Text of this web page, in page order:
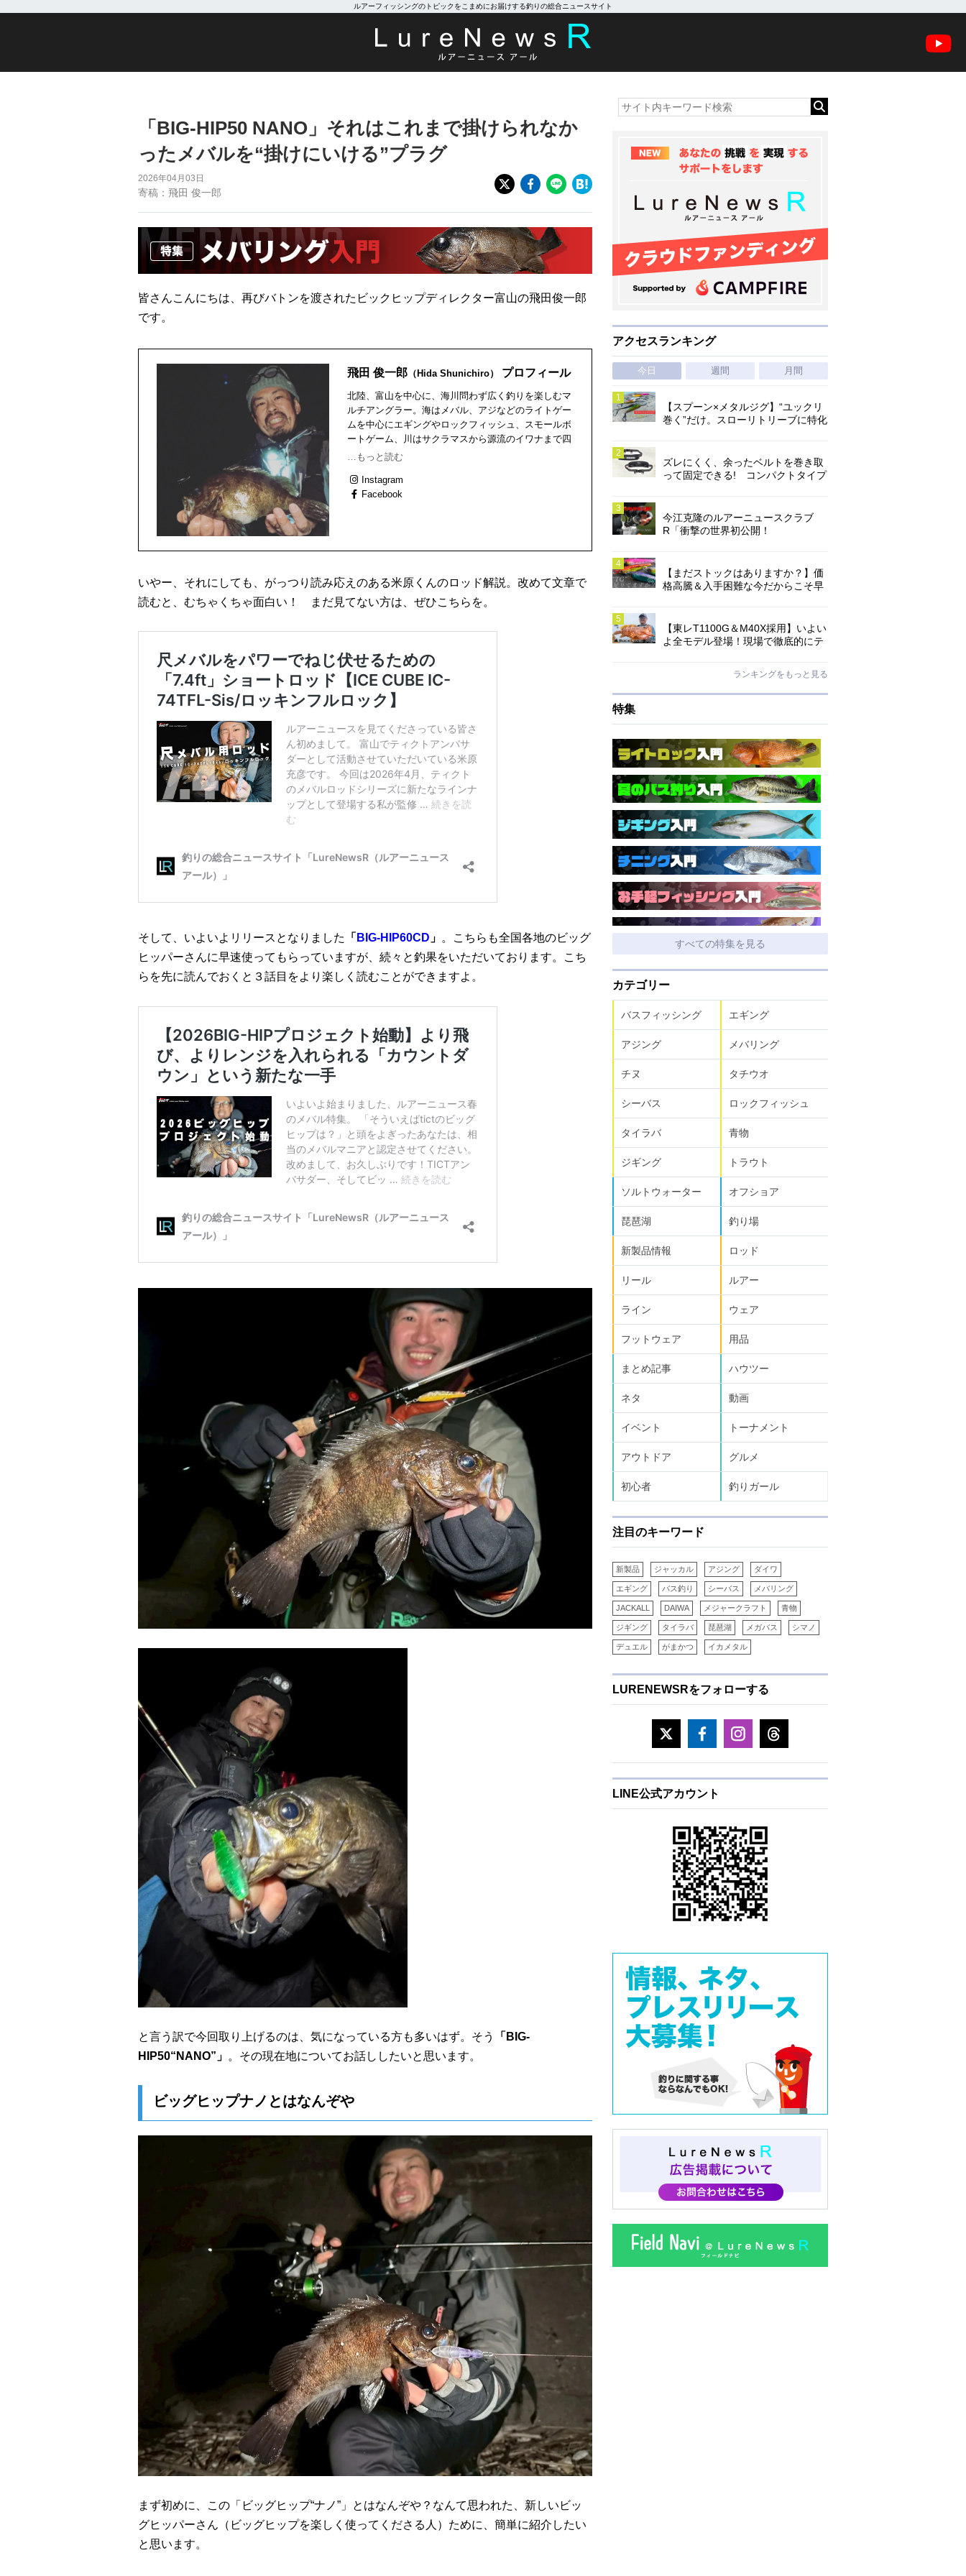
ルアーフィッシングのトピックをこまめにお届けする釣りの総合ニュースサイト
「BIG-HIP50 NANO」それはこれまで掛けられなか
ったメバルを“掛けにいける”プラグ
2026年04月03日
寄稿：飛田 俊一郎
皆さんこんにちは、再びバトンを渡されたビックヒップディレクター富山の飛田俊一郎
です。
飛田 俊一郎 （Hida Shunichiro） プロフィール
北陸、富山を中心に、海川問わず広く釣りを楽しむマ
ルチアングラー。海はメバル、アジなどのライトゲー
ムを中心にエギングやロックフィッシュ、スモールボ
ートゲーム、川はサクラマスから源流のイワナまで四
季折々の釣りを満喫中。近年は、積極的にさまざまな
3Ⅾプリンターでメバルルアーを作るまでに。また活動
範囲も徐々に全国に拡大中。 1975年生まれ 富山県在
…もっと読む
Instagram
Facebook
いやー、それにしても、がっつり読み応えのある米原くんのロッド解説。改めて文章で
読むと、むちゃくちゃ面白い！ まだ見てない方は、ぜひこちらを。
そして、いよいよリリースとなりました 「 BIG-HIP60CD 」 。こちらも全国各地のビッグ
ヒッパーさんに早速使ってもらっていますが、続々と釣果をいただいております。こち
らを先に読んでおくと３話目をより楽しく読むことができますよ。
と言う訳で今回取り上げるのは、気になっている方も多いはず。そう
「BIG-
HIP50“NANO”」 。その現在地についてお話ししたいと思います。
ビッグヒップナノとはなんぞや
まず初めに、この「ビッグヒップ“ナノ”」とはなんぞや？なんて思われた、新しいビッ
グヒッパーさん（ビッグヒップを楽しく使ってくださる人）ために、簡単に紹介したい
と思います。
アクセスランキング
今日 週間 月間
【スプーン×メタルジグ】“ユックリ
巻く”だけ。スローリトリーブに特化
ズレにくく、余ったベルトを巻き取
って固定できる! コンパクトタイプ
今江克隆のルアーニュースクラブ
R「衝撃の世界初公開！
【まだストックはありますか？】価
格高騰＆入手困難な今だからこそ早
【東レT1100G＆M40X採用】いよい
よ全モデル登場！現場で徹底的にテ
ランキングをもっと見る
特集
すべての特集を見る
カテゴリー
バスフィッシング エギング
アジング メバリング
チヌ タチウオ
シーバス ロックフィッシュ
タイラバ 青物
ジギング トラウト
ソルトウォーター オフショア
琵琶湖 釣り場
新製品情報 ロッド
リール ルアー
ライン ウェア
フットウェア 用品
まとめ記事 ハウツー
ネタ 動画
イベント トーナメント
アウトドア グルメ
初心者 釣りガール
注目のキーワード
新製品 ジャッカル アジング ダイワ
エギング バス釣り シーバス メバリング
JACKALL DAIWA メジャークラフト 青物
ジギング タイラバ 琵琶湖 メガバス シマノ
デュエル がまかつ イカメタル
LURENEWSRをフォローする
LINE公式アカウント